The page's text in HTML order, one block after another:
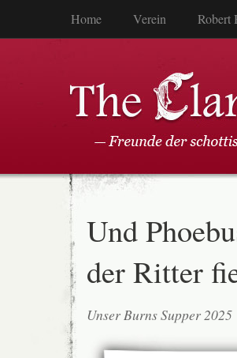
Home Verein Robert
Und
der Ritter
Unser Burns Supper 2025